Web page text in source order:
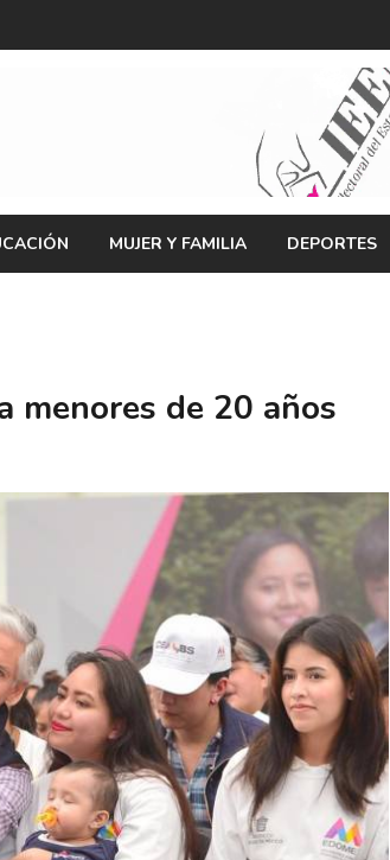
MUJER Y FAMILIA DEPORTES
menores de 20 años
Informa el gobierno federal cómo fue el
operativo de captura de "El Mencho" y sus
reacciones en Jalisco